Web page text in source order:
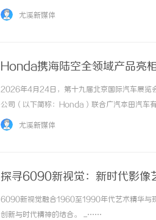
处荷兰境外的三名高管开始了"配合表演"。六
尤溪新媒体
Honda携海陆空全领域产品亮
2026年4月24日，第十九届北京国际汽车展览
公司（以下简称：Honda）联合广汽本田汽车
简称：东风Honda），携海陆空全领域产品亮
尤溪新媒体
探寻6090新视觉：新时代影像
6090新视觉融合1960至1990年代艺术精华与
创新与时代精神的结合。 ...……